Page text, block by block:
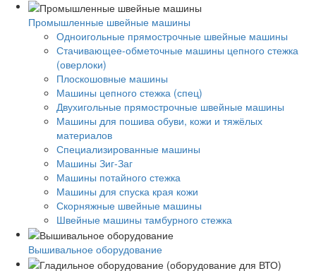
Промышленные швейные машины
Одноигольные прямострочные швейные машины
Стачивающее-обметочные машины цепного стежка
(оверлоки)
Плоскошовные машины
Машины цепного стежка (спец)
Двухигольные прямострочные швейные машины
Машины для пошива обуви, кожи и тяжёлых
материалов
Специализированные машины
Машины Зиг-Заг
Машины потайного стежка
Машины для спуска края кожи
Скорняжные швейные машины
Швейные машины тамбурного стежка
Вышивальное оборудование